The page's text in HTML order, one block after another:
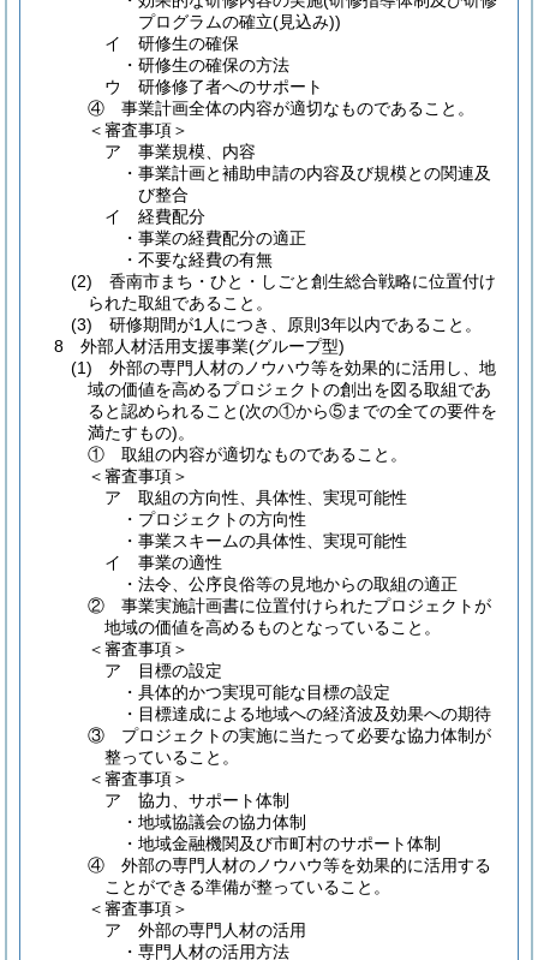
プログラムの確立(見込み))
イ 研修生の確保
・研修生の確保の方法
ウ 研修修了者へのサポート
④ 事業計画全体の内容が適切なものであること。
＜審査事項＞
ア 事業規模、内容
・事業計画と補助申請の内容及び規模との関連及
び整合
イ 経費配分
・事業の経費配分の適正
・不要な経費の有無
(2) 香南市まち・ひと・しごと創生総合戦略に位置付け
られた取組であること。
(3) 研修期間が1人につき、原則3年以内であること。
8 外部人材活用支援事業(グループ型)
(1) 外部の専門人材のノウハウ等を効果的に活用し、地
域の価値を高めるプロジェクトの創出を図る取組であ
ると認められること(次の①から⑤までの全ての要件を
満たすもの)。
① 取組の内容が適切なものであること。
＜審査事項＞
ア 取組の方向性、具体性、実現可能性
・プロジェクトの方向性
・事業スキームの具体性、実現可能性
イ 事業の適性
・法令、公序良俗等の見地からの取組の適正
② 事業実施計画書に位置付けられたプロジェクトが
地域の価値を高めるものとなっていること。
＜審査事項＞
ア 目標の設定
・具体的かつ実現可能な目標の設定
・目標達成による地域への経済波及効果への期待
③ プロジェクトの実施に当たって必要な協力体制が
整っていること。
＜審査事項＞
ア 協力、サポート体制
・地域協議会の協力体制
・地域金融機関及び市町村のサポート体制
④ 外部の専門人材のノウハウ等を効果的に活用する
ことができる準備が整っていること。
＜審査事項＞
ア 外部の専門人材の活用
・専門人材の活用方法